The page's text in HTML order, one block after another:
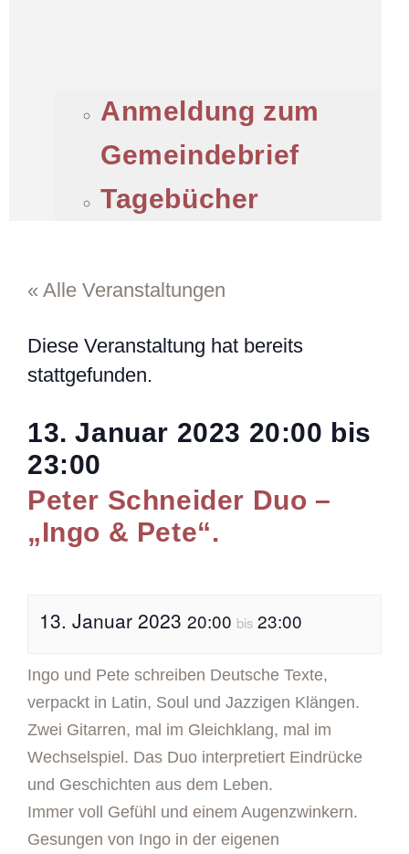
Anmeldung zum
Gemeindebrief
Tagebücher
« Alle Veranstaltungen
Diese Veranstaltung hat bereits
stattgefunden.
13. Januar 2023 20:00 bis
23:00
Peter Schneider Duo –
„Ingo & Pete“.
13. Januar 2023 20:00 bis 23:00
Ingo und Pete schreiben Deutsche Texte,
verpackt in Latin, Soul und Jazzigen Klängen.
Zwei Gitarren, mal im Gleichklang, mal im
Wechselspiel. Das Duo interpretiert Eindrücke
und Geschichten aus dem Leben.
Immer voll Gefühl und einem Augenzwinkern.
Gesungen von Ingo in der eigenen